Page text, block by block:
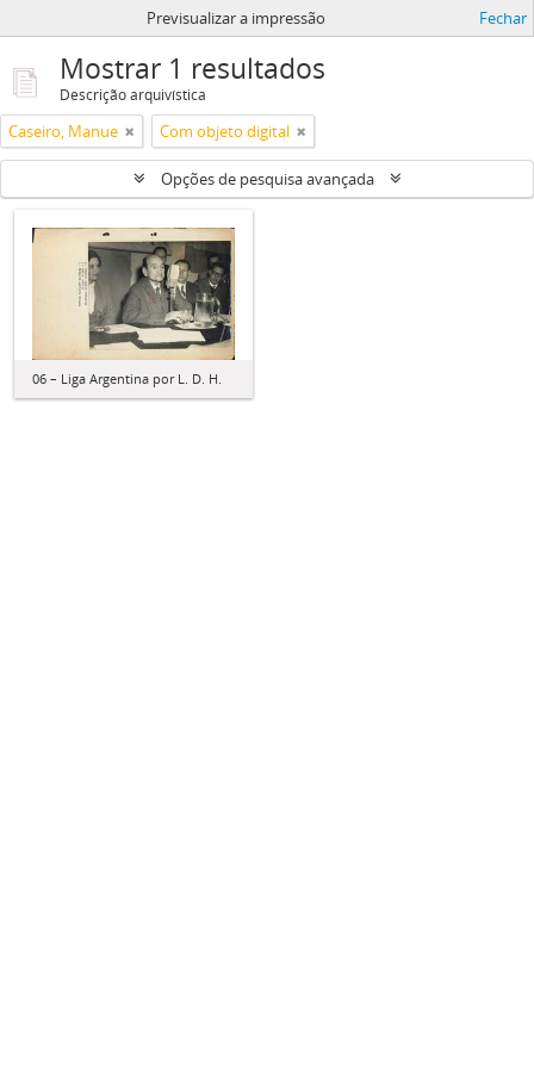
Previsualizar a impressão Fechar
Mostrar 1 resultados
Descrição arquivística
Caseiro, Manue Com objeto digital
Opções de pesquisa avançada
06 – Liga Argentina por L. D. H.